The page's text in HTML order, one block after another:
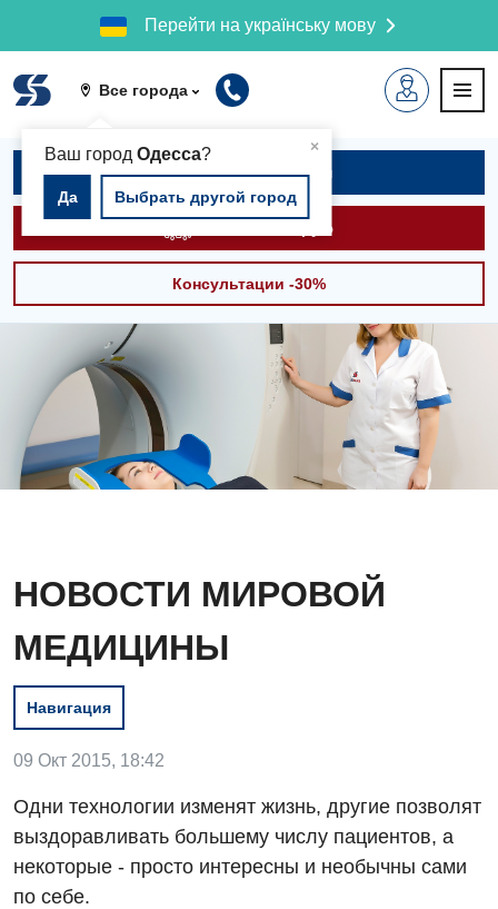
Перейти на українську мову
Все города
×
Ваш город Одесса?
Да Выбрать другой город
Записаться на приём
Вызвать скорую
Консультации -30%
НОВОСТИ МИРОВОЙ
МЕДИЦИНЫ
Навигация
09 Окт 2015, 18:42
Одни технологии изменят жизнь, другие позволят
выздоравливать большему числу пациентов, а
некоторые - просто интересны и необычны сами
по себе.